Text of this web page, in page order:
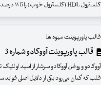
کلسترول HDL (کلسترول خوب) را تا ۱۱ درصد افزایش دهد.
قالب پاورپوینت میوه ها
قالب پاورپوینت آووکادو شماره 3
آووکادو و روغن آووکادو سرشار از اسید
قلب که گمان می‌رود یکی از دلایل اصلی